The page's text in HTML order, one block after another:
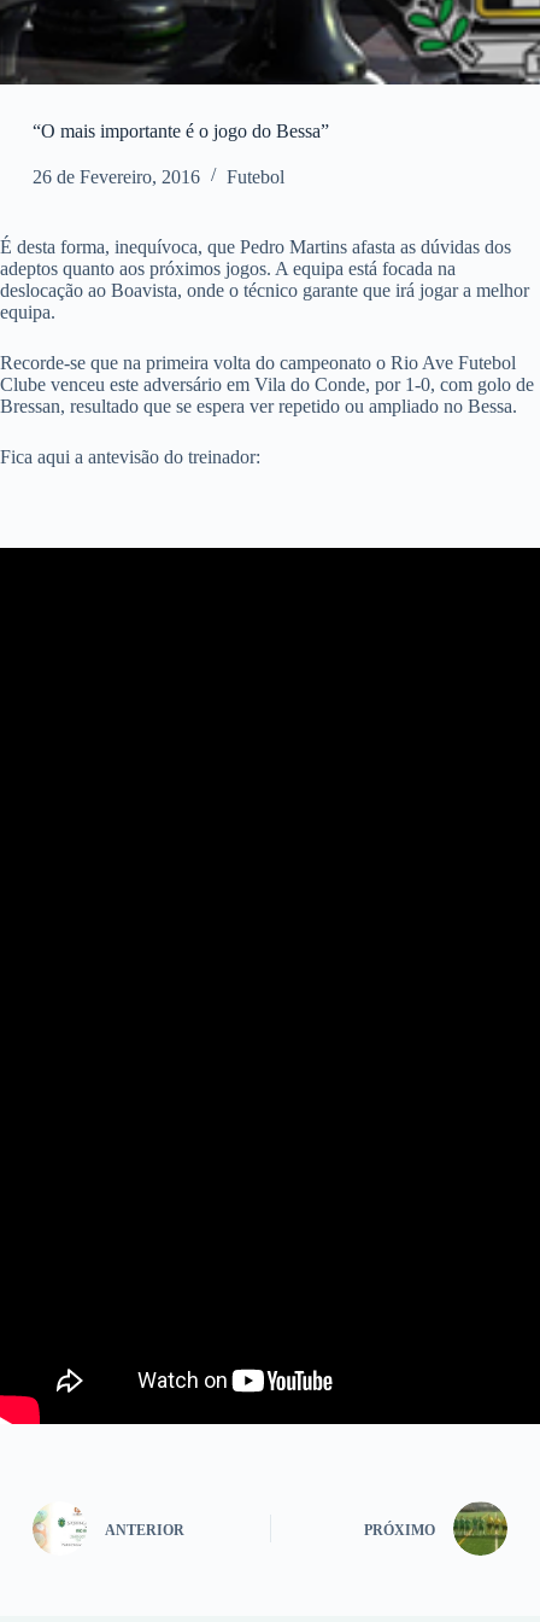
“O mais importante é o jogo do Bessa”
26 de Fevereiro, 2016 Futebol
É desta forma, inequívoca, que Pedro Martins afasta as dúvidas dos
adeptos quanto aos próximos jogos. A equipa está focada na
deslocação ao Boavista, onde o técnico garante que irá jogar a melhor
equipa.
Recorde-se que na primeira volta do campeonato o Rio Ave Futebol
Clube venceu este adversário em Vila do Conde, por 1-0, com golo de
Bressan, resultado que se espera ver repetido ou ampliado no Bessa.
Fica aqui a antevisão do treinador:
ANTERIOR PRÓXIMO